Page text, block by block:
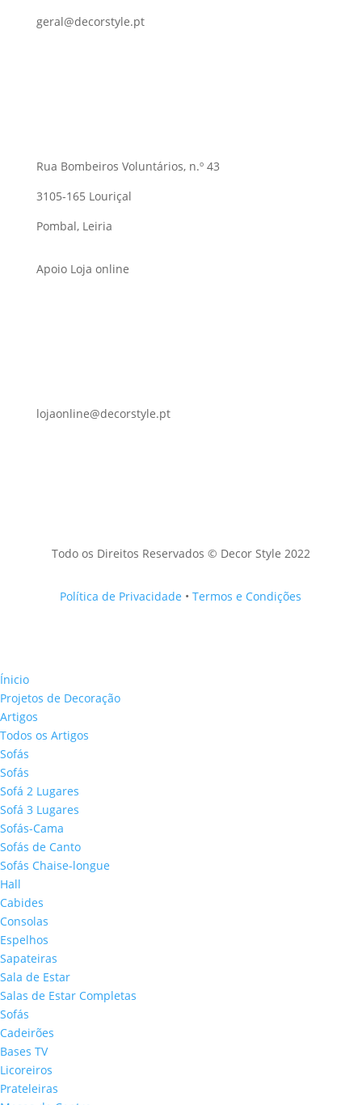
geral@decorstyle.pt
Rua Bombeiros Voluntários, n.º 43
3105-165 Louriçal
Pombal, Leiria
Apoio Loja online
lojaonline@decorstyle.pt
Todo os Direitos Reservados © Decor Style 2022
Política de Privacidade •Termos e Condições
Ínicio
Projetos de Decoração
Artigos
Todos os Artigos
Sofás
Sofás
Sofá 2 Lugares
Sofá 3 Lugares
Sofás-Cama
Sofás de Canto
Sofás Chaise-longue
Hall
Cabides
Consolas
Espelhos
Sapateiras
Sala de Estar
Salas de Estar Completas
Sofás
Cadeirões
Bases TV
Licoreiros
Prateleiras